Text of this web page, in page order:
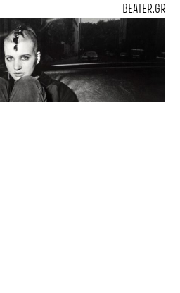
BEATER.GR